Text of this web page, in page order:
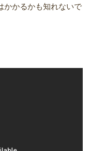
かかるかも知れないで